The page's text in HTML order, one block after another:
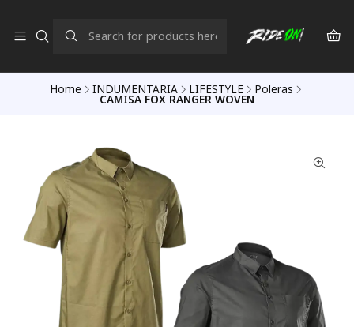
Home INDUMENTARIA LIFESTYLE Poleras
CAMISA FOX RANGER WOVEN